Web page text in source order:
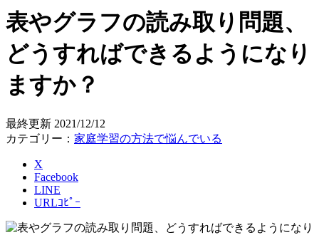
表やグラフの読み取り問題、
どうすればできるようになり
ますか？
最終更新 2021/12/12
カテゴリー： 家庭学習の方法で悩んでいる
X
Facebook
LINE
URLｺﾋﾟｰ